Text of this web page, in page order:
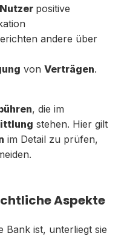
Nutzer positive
andere über
von Verträgen.
, die im
stehen. Hier gilt
im Detail zu prüfen,
Aspekte
Bank ist, unterliegt sie